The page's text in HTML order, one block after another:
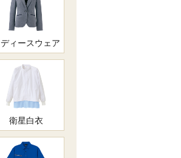
ディースウェア
衛星白衣